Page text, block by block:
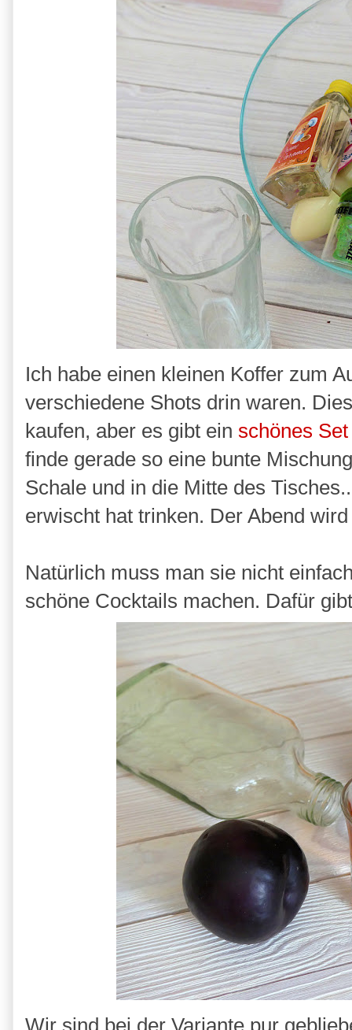
Ich habe einen kleinen Koffer zum
verschiedene Shots drin waren.
kaufen, aber es gibt ein schönes Set
finde gerade so eine bunte
Schale und in die Mitte des
erwischt hat trinken. Der Abend
Natürlich muss man sie nicht
schöne Cocktails machen. Dafür